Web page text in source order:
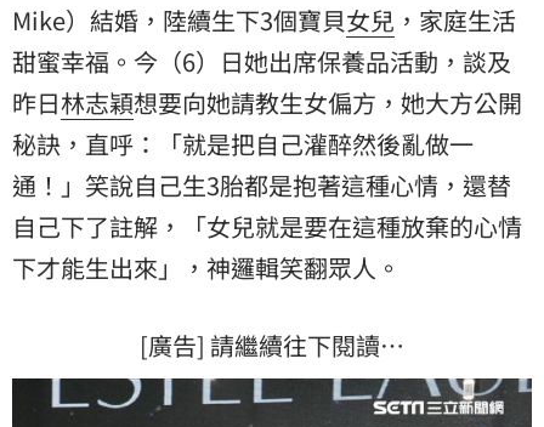
Mike）結婚，陸續生下3個寶貝女兒 ，家庭生活
甜蜜幸福。今（6）日她出席保養品活動，談及
昨日林志穎想要向她請教生女偏方，她大方公開
秘訣，直呼：「就是把自己灌醉然後亂做一
通！」笑說自己生3胎都是抱著這種心情，還替
自己下了註解，「女兒就是要在這種放棄的心情
下才能生出來」，神邏輯笑翻眾人。
[廣告] 請繼續往下閱讀…